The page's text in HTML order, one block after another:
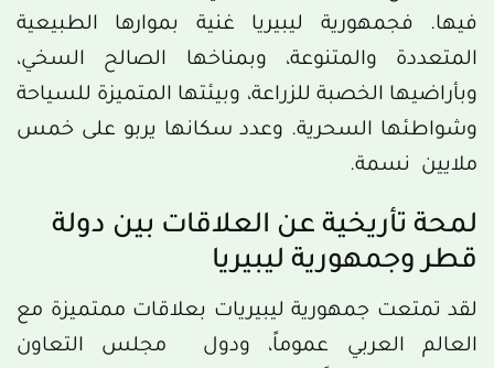
فيها. فجمهورية ليبيريا غنية بموارها الطبيعية
المتعددة والمتنوعة، وبمناخها الصالح السخي،
وبأراضيها الخصبة للزراعة، وبيئتها المتميزة للسياحة
وشواطئها السحرية. وعدد سكانها يربو على خمس
ملايين نسمة.
لمحة تأريخية عن العلاقات بين دولة
قطر وجمهورية ليبيريا
لقد تمتعت جمهورية ليبيريات بعلاقات ممتميزة مع
العالم العربي عموماً، ودول مجلس التعاون